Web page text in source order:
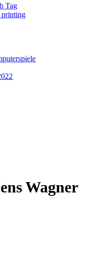
Tag
printing
Wagner